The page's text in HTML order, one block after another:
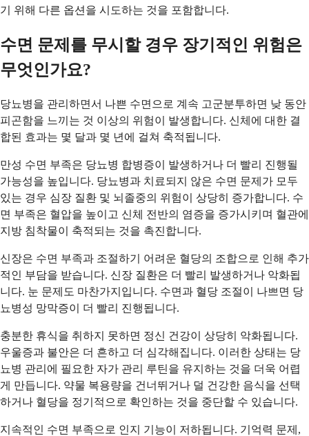
기 위해 다른 옵션을 시도하는 것을 포함합니다.
수면 문제를 무시할 경우 장기적인 위험은
무엇인가요?
당뇨병을 관리하면서 나쁜 수면으로 계속 고군분투하면 낮 동안
피곤함을 느끼는 것 이상의 위험이 발생합니다. 신체에 대한 결
합된 효과는 몇 달과 몇 년에 걸쳐 축적됩니다.
만성 수면 부족은 당뇨병 합병증이 발생하거나 더 빨리 진행될
가능성을 높입니다. 당뇨병과 치료되지 않은 수면 문제가 모두
있는 경우 심장 질환 및 뇌졸중의 위험이 상당히 증가합니다. 수
면 부족은 혈압을 높이고 신체 전반의 염증을 증가시키며 혈관에
지방 침착물이 축적되는 것을 촉진합니다.
신장은 수면 부족과 조절하기 어려운 혈당의 조합으로 인해 추가
적인 부담을 받습니다. 신장 질환은 더 빨리 발생하거나 악화됩
니다. 눈 문제도 마찬가지입니다. 수면과 혈당 조절이 나쁘면 당
뇨병성 망막증이 더 빨리 진행됩니다.
충분한 휴식을 취하지 못하면 정신 건강이 상당히 악화됩니다.
우울증과 불안은 더 흔하고 더 심각해집니다. 이러한 상태는 당
뇨병 관리에 필요한 자가 관리 루틴을 유지하는 것을 더욱 어렵
게 만듭니다. 약물 복용량을 건너뛰거나 덜 건강한 음식을 선택
하거나 혈당을 정기적으로 확인하는 것을 중단할 수 있습니다.
지속적인 수면 부족으로 인지 기능이 저하됩니다. 기억력 문제,